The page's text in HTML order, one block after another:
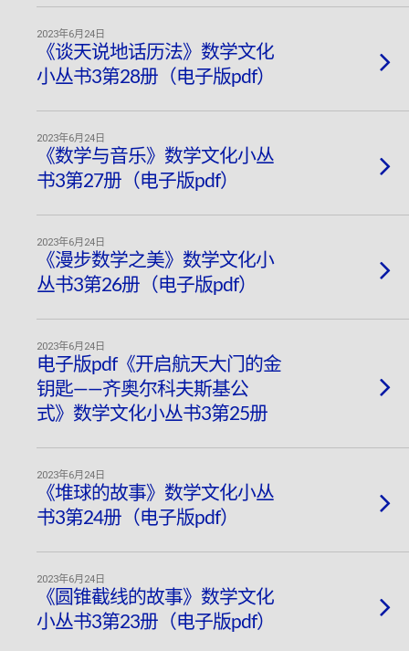
2023年6月24日
《谈天说地话历法》数学文化
小丛书3第28册（电子版pdf）
2023年6月24日
《数学与音乐》数学文化小丛
书3第27册（电子版pdf）
2023年6月24日
《漫步数学之美》数学文化小
丛书3第26册（电子版pdf）
2023年6月24日
电子版pdf《开启航天大门的金
钥匙——齐奥尔科夫斯基公
式》数学文化小丛书3第25册
2023年6月24日
《堆球的故事》数学文化小丛
书3第24册（电子版pdf）
2023年6月24日
《圆锥截线的故事》数学文化
小丛书3第23册（电子版pdf）